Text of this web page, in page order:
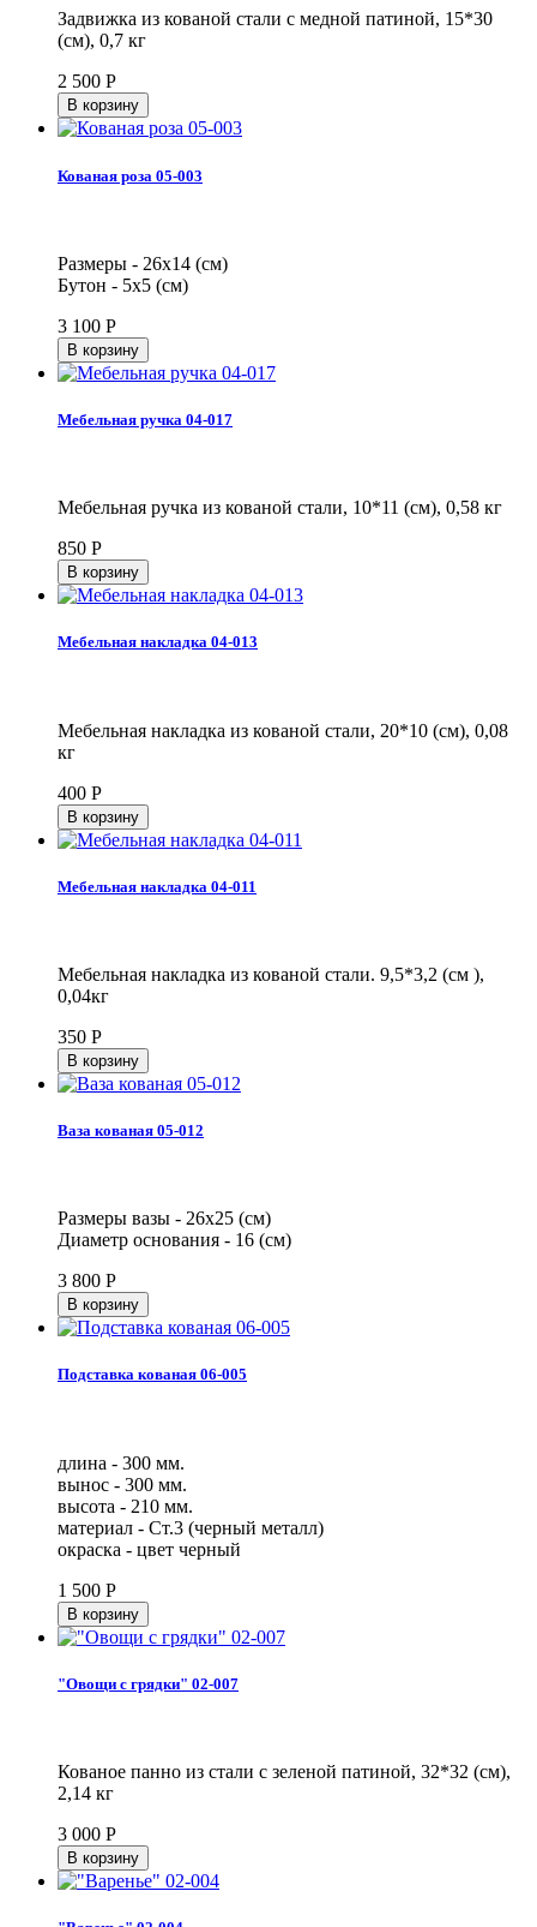
Задвижка из кованой стали с медной патиной, 15*30
(см), 0,7 кг
2 500 Р
Кованая роза 05-003
Размеры - 26х14 (см)
Бутон - 5х5 (см)
3 100 Р
Мебельная ручка 04-017
Мебельная ручка из кованой стали, 10*11 (см), 0,58 кг
850 Р
Мебельная накладка 04-013
Мебельная накладка из кованой стали, 20*10 (см), 0,08
кг
400 Р
Мебельная накладка 04-011
Мебельная накладка из кованой стали. 9,5*3,2 (см ),
0,04кг
350 Р
Ваза кованая 05-012
Размеры вазы - 26х25 (см)
Диаметр основания - 16 (см)
3 800 Р
Подставка кованая 06-005
длина - 300 мм.
вынос - 300 мм.
высота - 210 мм.
материал - Ст.3 (черный металл)
окраска - цвет черный
1 500 Р
"Овощи с грядки" 02-007
Кованое панно из стали с зеленой патиной, 32*32 (см),
2,14 кг
3 000 Р